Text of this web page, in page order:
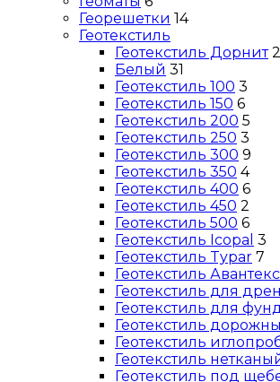
Георешетки 14
Геотекстиль
Геотекстиль Дорнит
Белый 31
Геотекстиль 100 3
Геотекстиль 150 6
Геотекстиль 200 5
Геотекстиль 250 3
Геотекстиль 300 9
Геотекстиль 350 4
Геотекстиль 400 6
Геотекстиль 450 2
Геотекстиль 500 6
Геотекстиль Icopal 3
Геотекстиль Typar 7
Геотекстиль Авантекс
Геотекстиль для
Геотекстиль для
Геотекстиль
Геотекстиль
Геотекстиль
Геотекстиль под